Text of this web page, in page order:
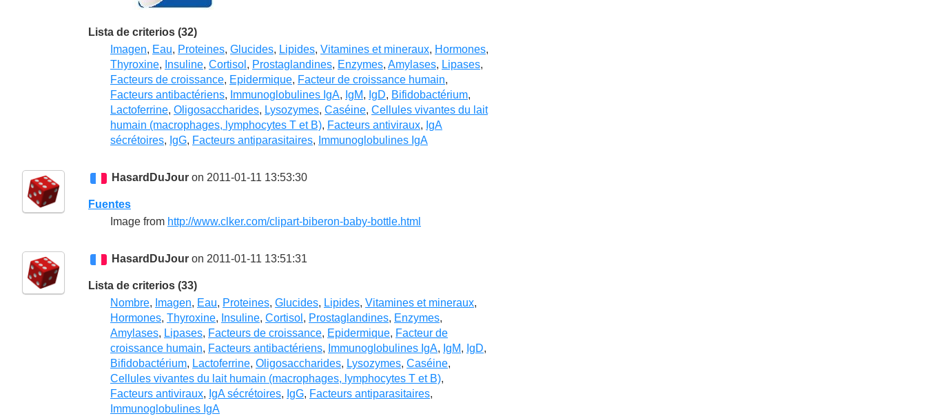
Lista de criterios (32)
Imagen, Eau, Proteines, Glucides, Lipides, Vitamines et mineraux, Hormones,
Thyroxine, Insuline, Cortisol , Prostaglandines, Enzymes, Amylases, Lipases,
Facteurs de croissance, Epidermique, Facteur de croissance humain,
Facteurs antibactériens, Immunoglobulines IgA, IgM, IgD, Bifidobactérium,
Lactoferrine, Oligosaccharides, Lysozymes, Caséine, Cellules vivantes du lait
humain (macrophages, lymphocytes T et B), Facteurs antiviraux, IgA
sécrétoires, IgG, Facteurs antiparasitaires, Immunoglobulines IgA
HasardDuJour on 2011-01-11 13:53:30
Fuentes
Image from http://www.clker.com/clipart-biberon-baby-bottle.html
HasardDuJour on 2011-01-11 13:51:31
Lista de criterios (33)
Nombre, Imagen, Eau, Proteines, Glucides, Lipides, Vitamines et mineraux,
Hormones, Thyroxine, Insuline, Cortisol , Prostaglandines, Enzymes,
Amylases, Lipases, Facteurs de croissance, Epidermique, Facteur de
croissance humain, Facteurs antibactériens, Immunoglobulines IgA, IgM, IgD,
Bifidobactérium, Lactoferrine, Oligosaccharides, Lysozymes, Caséine,
Cellules vivantes du lait humain (macrophages, lymphocytes T et B),
Facteurs antiviraux, IgA sécrétoires, IgG, Facteurs antiparasitaires,
Immunoglobulines IgA